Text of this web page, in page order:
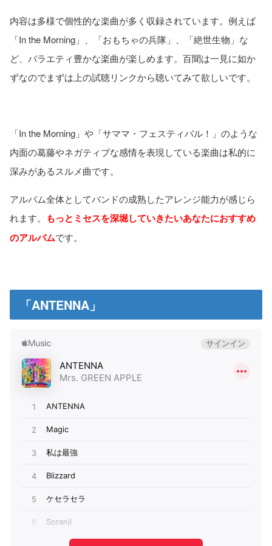
内容は多様で個性的な楽曲が多く収録されています。例えば
「In the Morning」、「おもちゃの兵隊」、「絶世生物」な
ど、バラエティ豊かな楽曲が楽しめます。百聞は一見に如か
ずなのでまずは上の試聴リンクから聴いてみて欲しいです。
「In the Morning」や「サママ・フェスティバル！」のような
内面の葛藤やネガティブな感情を表現している楽曲は私的に
深みがあるスルメ曲です。
アルバム全体としてバンドの成熟したアレンジ能力が感じら
れます。 もっとミセスを深堀していきたいあなたにおすすめ
のアルバムです。
「ANTENNA」